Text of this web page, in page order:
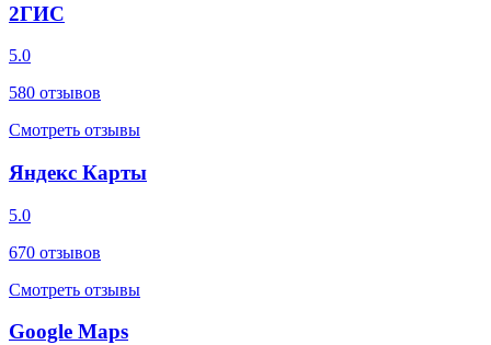
2ГИС
5.0
580 отзывов
Смотреть отзывы
Яндекс Карты
5.0
670 отзывов
Смотреть отзывы
Google Maps